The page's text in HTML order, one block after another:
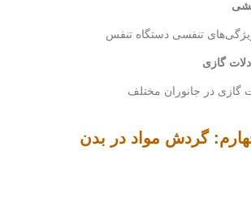
تنفسی دستگاه تنفس
گازی
گازی در جانوران مختلف
گردش مواد در بدن